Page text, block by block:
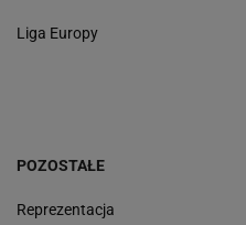
Liga Europy
POZOSTAŁE
Reprezentacja